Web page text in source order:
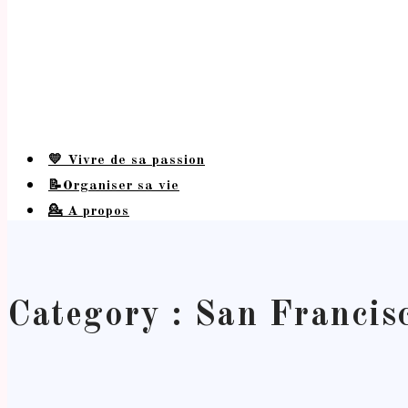
💛 Vivre de sa passion
📝Organiser sa vie
💁 A propos
Category : San